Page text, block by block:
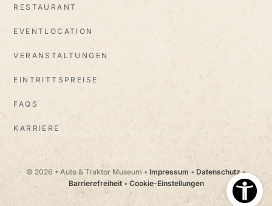
RESTAURANT
EVENTLOCATION
VERANSTALTUNGEN
EINTRITTSPREISE
FAQS
KARRIERE
© 2026 • Auto & Traktor Museum • Impressum • Datenschutz•
Barrierefreiheit• Cookie-Einstellungen